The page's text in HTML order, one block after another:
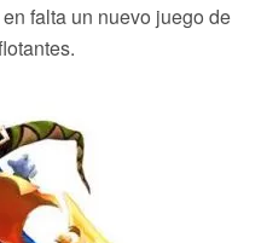
falta un nuevo juego de